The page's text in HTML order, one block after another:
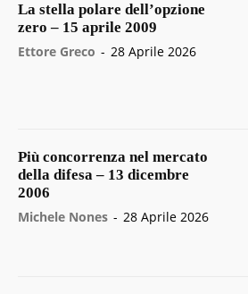
La stella polare dell’opzione
zero – 15 aprile 2009
Ettore Greco - 28 Aprile 2026
Più concorrenza nel mercato
della difesa – 13 dicembre
2006
Michele Nones - 28 Aprile 2026